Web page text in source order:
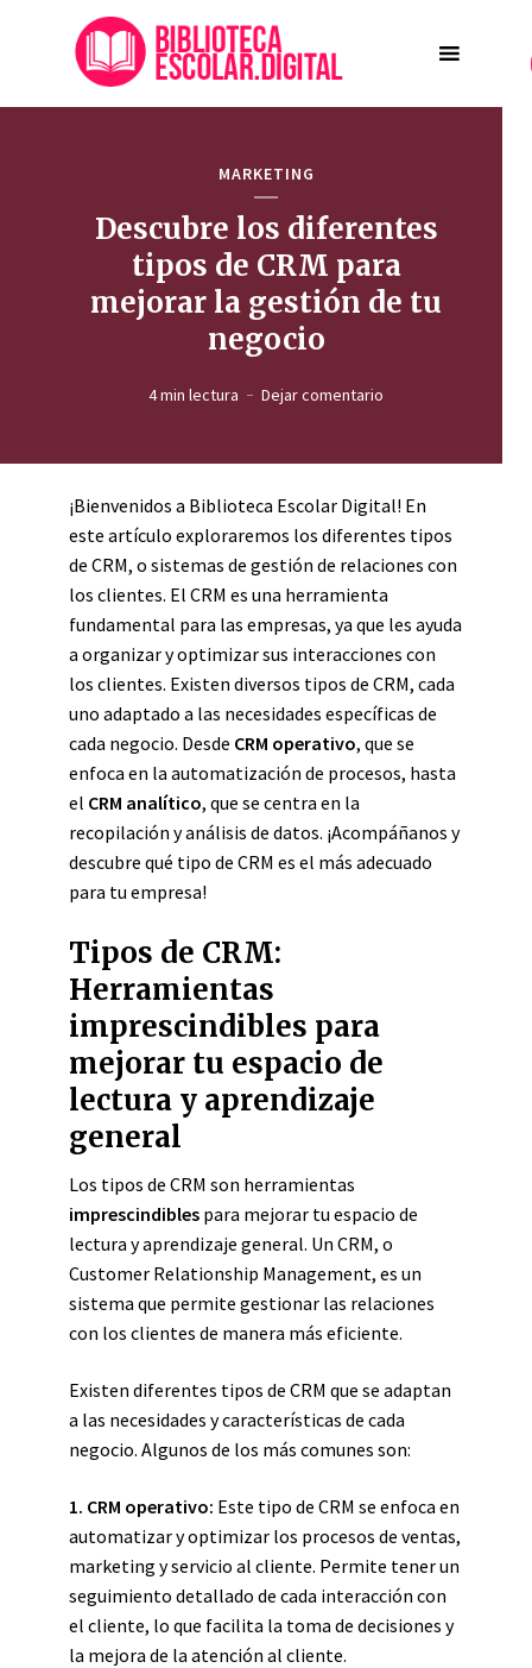
MARKETING
Descubre los diferentes
tipos de CRM para
mejorar la gestión de tu
negocio
4 min lectura Dejar comentario
¡Bienvenidos a Biblioteca Escolar Digital! En
este artículo exploraremos los diferentes tipos
de CRM, o sistemas de gestión de relaciones con
los clientes. El CRM es una herramienta
fundamental para las empresas, ya que les ayuda
a organizar y optimizar sus interacciones con
los clientes. Existen diversos tipos de CRM, cada
uno adaptado a las necesidades específicas de
cada negocio. Desde CRM operativo, que se
enfoca en la automatización de procesos, hasta
el CRM analítico, que se centra en la
recopilación y análisis de datos. ¡Acompáñanos y
descubre qué tipo de CRM es el más adecuado
para tu empresa!
Tipos de CRM:
Herramientas
imprescindibles para
mejorar tu espacio de
lectura y aprendizaje
general
Los tipos de CRM son herramientas
imprescindibles para mejorar tu espacio de
lectura y aprendizaje general. Un CRM, o
Customer Relationship Management, es un
sistema que permite gestionar las relaciones
con los clientes de manera más eficiente.
Existen diferentes tipos de CRM que se adaptan
a las necesidades y características de cada
negocio. Algunos de los más comunes son:
1. CRM operativo: Este tipo de CRM se enfoca en
automatizar y optimizar los procesos de ventas,
marketing y servicio al cliente. Permite tener un
seguimiento detallado de cada interacción con
el cliente, lo que facilita la toma de decisiones y
la mejora de la atención al cliente.